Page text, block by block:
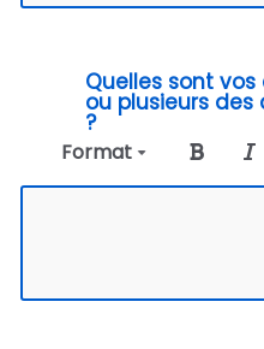
Quelles sont
ou plusieurs
?
Format